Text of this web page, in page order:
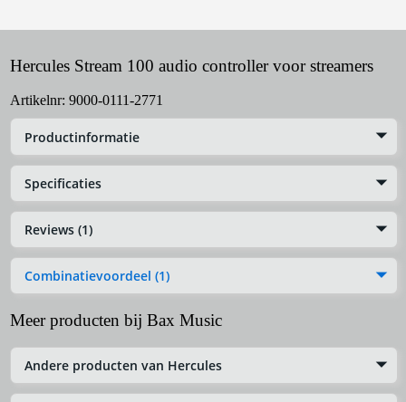
Hercules Stream 100 audio controller voor streamers
Artikelnr: 9000-0111-2771
Productinformatie
Specificaties
Reviews (1)
Combinatievoordeel (1)
Meer producten bij Bax Music
Andere producten van Hercules